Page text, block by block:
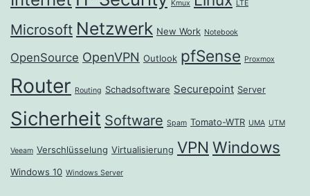
Kmux LTE
Microsoft Netzwerk New Work Notebook
OpenSource OpenVPN Outlook pfSense Proxmox
Router Routing Schadsoftware Securepoint Server
Sicherheit Software Spam Tomato-WTR UMA UTM
Veeam Verschlüsselung Virtualisierung VPN Windows
Windows 10 Windows Server